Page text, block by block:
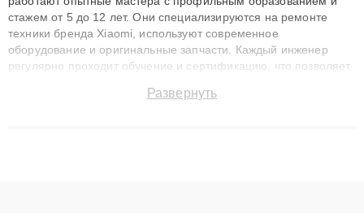
стажем от 5 до 12 лет. Они специализируются на ремонте
техники бренда Xiaomi, используют современное
оборудование и оригинальные запчасти. Каждый инженер
регулярно проходит обучение и сертификацию, что позволяет
технику с сохранением гарантии до 3 лет. Наши мастера
Развернуть